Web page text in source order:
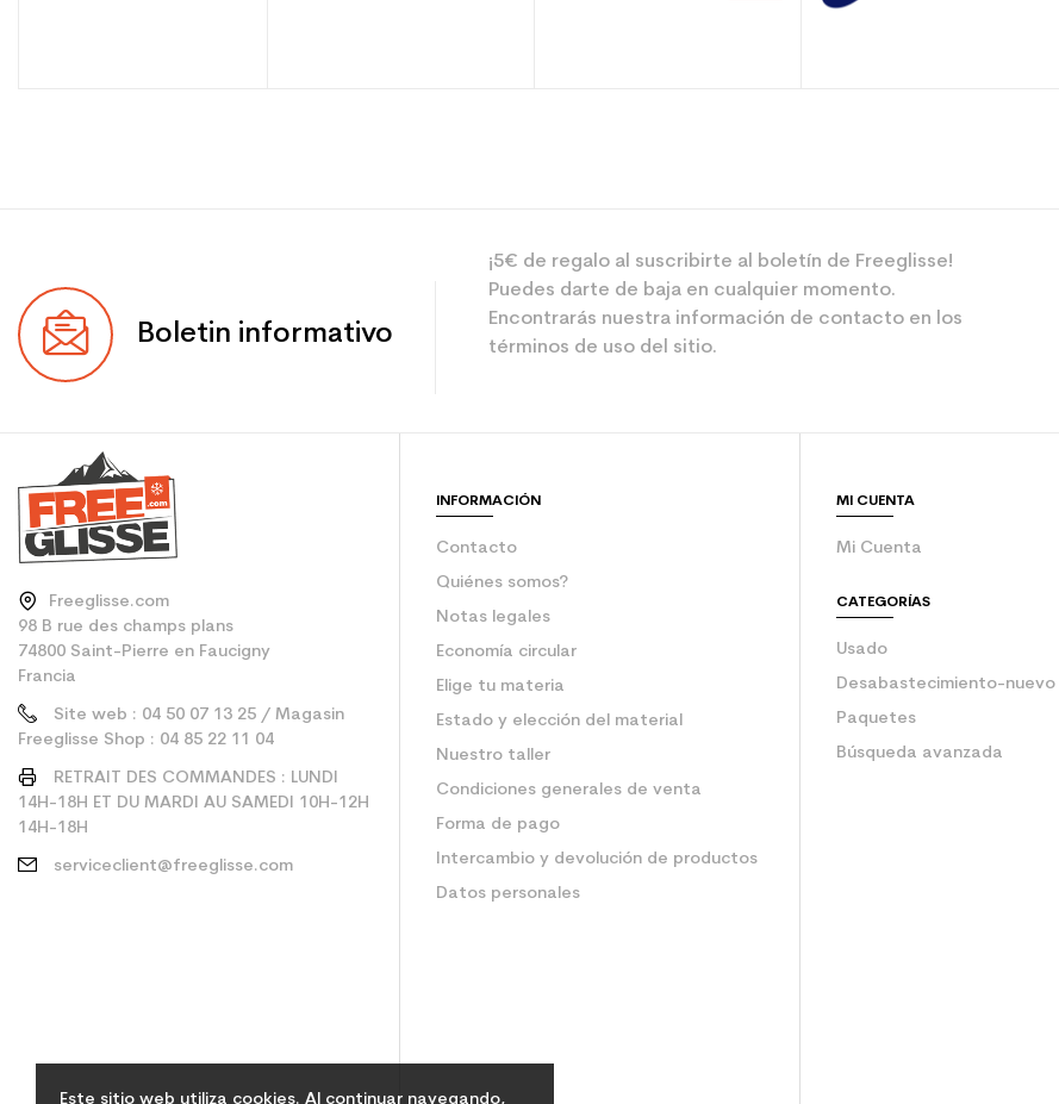
Este sitio web utiliza cookies. Al continuar navegando,
Boletin informativo
¡5€ de regalo al suscribirte al boletín de Freeglisse!
Puedes darte de baja en cualquier momento.
Encontrarás nuestra información de contacto en los
términos de uso del sitio.
Freeglisse.com
98 B rue des champs plans
74800 Saint-Pierre en Faucigny
Francia
Site web : 04 50 07 13 25 / Magasin
Freeglisse Shop : 04 85 22 11 04
RETRAIT DES COMMANDES : LUNDI
14H-18H ET DU MARDI AU SAMEDI 10H-12H
14H-18H
serviceclient@freeglisse.com
INFORMACIÓN
Contacto
Quiénes somos?
Notas legales
Economía circular
Elige tu materia
Estado y elección del material
Nuestro taller
Condiciones generales de venta
Forma de pago
Intercambio y devolución de productos
Datos personales
MI CUENTA
Mi Cuenta
CATEGORÍAS
Usado
Desabastecimiento-nuevo
Paquetes
Búsqueda avanzada